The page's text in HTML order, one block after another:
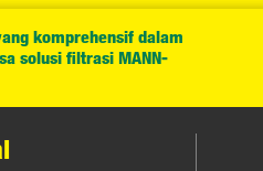
komprehensif dalam
solusi filtrasi MANN-